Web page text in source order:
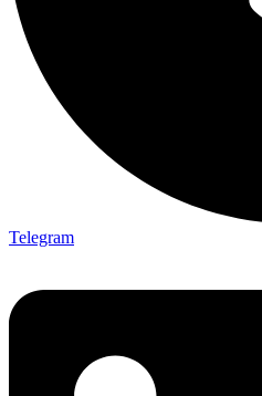
Telegram